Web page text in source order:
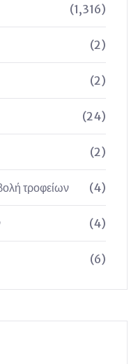
(1,316)
(2)
(2)
(24)
(2)
τροφείων (4)
(4)
(6)